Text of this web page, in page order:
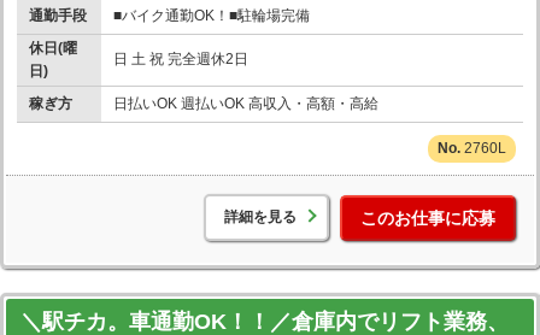
通勤手段
■バイク通勤OK！■駐輪場完備
休日(曜
日)
日 土 祝 完全週休2日
稼ぎ方 日払いOK 週払いOK 高収入・高額・高給
2760L
詳細を見る このお仕事に応募
＼駅チカ。車通勤OK！！／倉庫内でリフト業務、